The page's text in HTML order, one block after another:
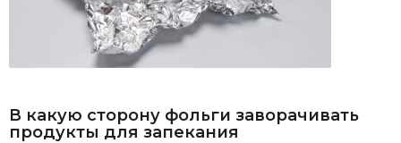
В какую сторону фольги заворачивать
продукты для запекания